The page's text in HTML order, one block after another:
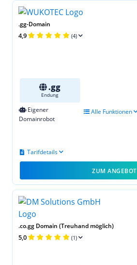
.gg-Domain
4,9 (4)
.gg
Endung
Eigener
Domainrobot
Alle Funktionen
Tarifdetails
ZUM ANGEBOT
.co.gg Domain (Treuhand möglich)
5,0 (1)